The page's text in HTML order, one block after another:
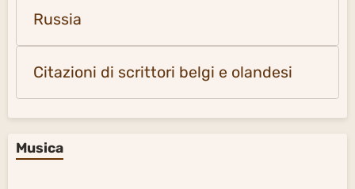
Russia
Citazioni di scrittori belgi e olandesi
Musica